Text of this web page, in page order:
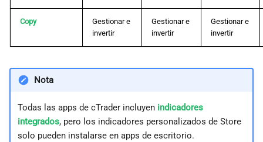
Copy
Gestionar e
invertir
Gestionar e
invertir
Gestionar e
invertir
Nota
Todas las apps de cTrader incluyen indicadores
integrados, pero los indicadores personalizados de Store
solo pueden instalarse en apps de escritorio.